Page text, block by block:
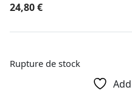
24,80€
Rupture de stock